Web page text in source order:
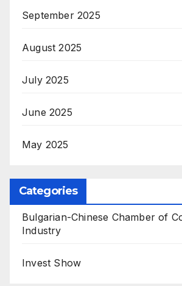
September 2025
August 2025
July 2025
June 2025
May 2025
Categories
Bulgarian-Chinese Chamber of
Industry
Invest Show